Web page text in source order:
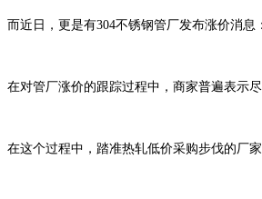
而近日，更是有304不锈钢管厂发布涨价消息
在对管厂涨价的跟踪过程中，商家普遍表示
在这个过程中，踏准热轧低价采购步伐的厂